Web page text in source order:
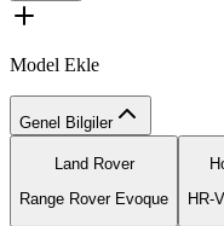
Model Ekle
Genel Bilgiler
Land Rover
Range Rover Evoque
HR-